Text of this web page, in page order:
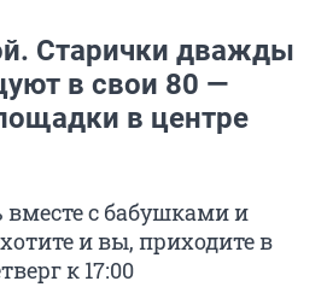
Старички дважды
в свои 80 —
в центре
с бабушками и
и вы, приходите в
к 17:00